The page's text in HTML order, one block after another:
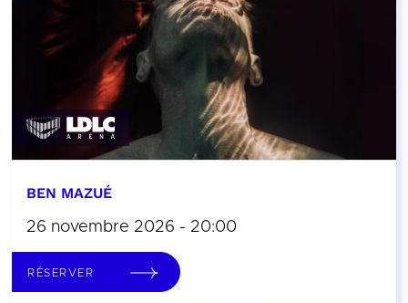
BEN MAZUÉ
26 novembre 2026 - 20:00
RÉSERVER